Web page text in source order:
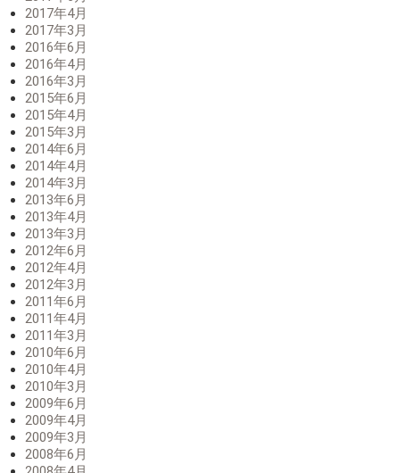
2017年4月
2017年3月
2016年6月
2016年4月
2016年3月
2015年6月
2015年4月
2015年3月
2014年6月
2014年4月
2014年3月
2013年6月
2013年4月
2013年3月
2012年6月
2012年4月
2012年3月
2011年6月
2011年4月
2011年3月
2010年6月
2010年4月
2010年3月
2009年6月
2009年4月
2009年3月
2008年6月